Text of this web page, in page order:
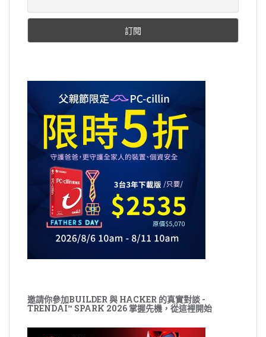
邀請你參加BUILDER 與 HACKER 的真實對談 -
TRENDAI™ SPARK 2026 掌握先機，從這裡開始